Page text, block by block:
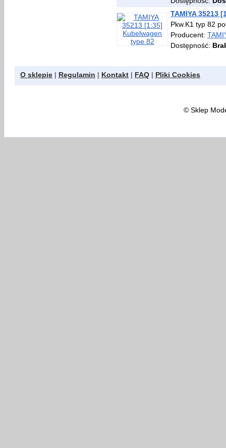
TAMIYA 35213
Pkw.K1 typ 82
Producent:
Dostępność:
O sklepie | Regulamin | Kontakt | FAQ | Pliki Cookies
©Sklep